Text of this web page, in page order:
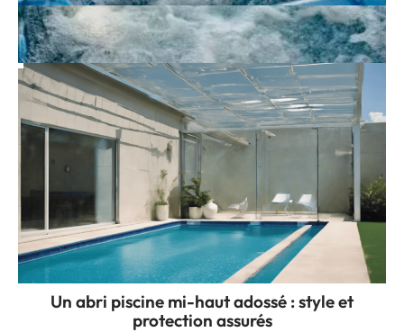
Spa à domicile : quels accessoires prévoir
pour en profiter vraiment ?
Un abri piscine mi-haut adossé : style et
protection assurés